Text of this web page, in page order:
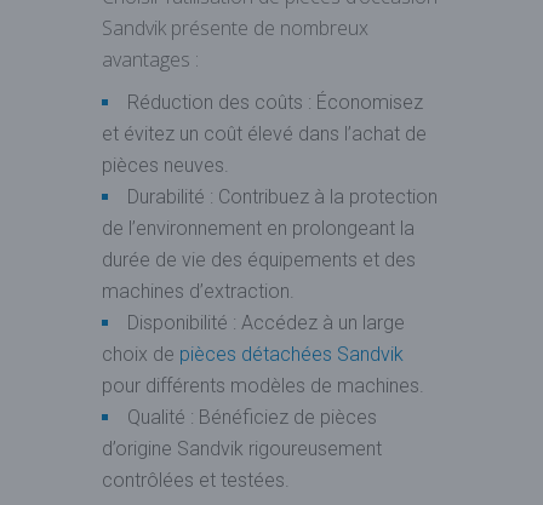
Sandvik présente de nombreux
avantages :
Réduction des coûts : Économisez
et évitez un coût élevé dans l’achat de
pièces neuves.
Durabilité : Contribuez à la protection
de l’environnement en prolongeant la
durée de vie des équipements et des
machines d’extraction.
Disponibilité : Accédez à un large
choix de pièces détachées Sandvik
pour différents modèles de machines.
Qualité : Bénéficiez de pièces
d’origine Sandvik rigoureusement
contrôlées et testées.